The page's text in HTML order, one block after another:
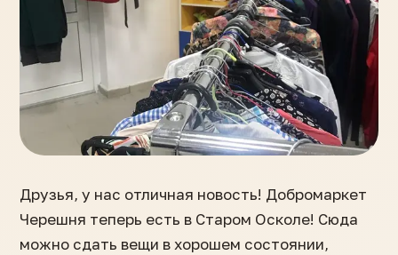
Друзья, у нас отличная новость! Добромаркет
Черешня теперь есть в Старом Осколе! Сюда
можно сдать вещи в хорошем состоянии,